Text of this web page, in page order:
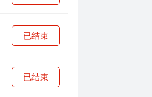
已结束
已结束